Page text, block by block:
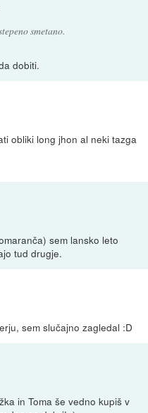
smetano.
dobiti.
obliki long jhon al neki tazga
sem lansko leto
tud drugje.
sem slučajno zagledal :D
in Toma še vedno kupiš v